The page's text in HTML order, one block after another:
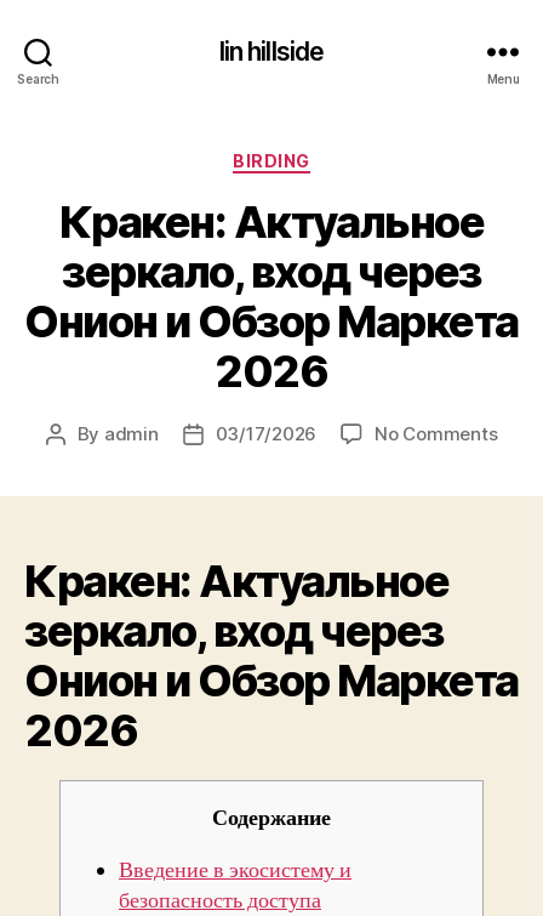
Search
lin hillside
Menu
Categories
BIRDING
Кракен: Актуальное
зеркало, вход через
Онион и Обзор Маркета
2026
Post
By admin
Post03/17/2026 No Commentson
2026
Кракен: Актуальное
зеркало, вход через
Онион и Обзор Маркета
2026
Содержание
Введение в экосистему и
безопасность доступа